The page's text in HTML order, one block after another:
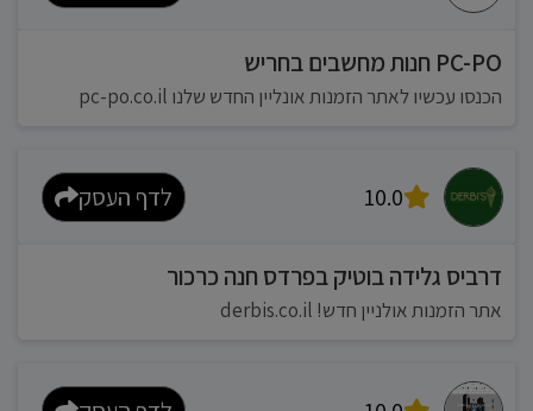
PC-PO חנות מחשבים בחריש
הכנסו עכשיו לאתר הזמנות אונליין החדש שלנו pc-po.co.il
10.0 לדף העסק
דרביס גלידה בוטיק בפרדס חנה כרכור
אתר הזמנות אולניין חדש! derbis.co.il